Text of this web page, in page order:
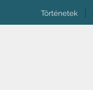
Történetek